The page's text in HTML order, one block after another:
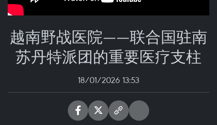
越南野战医院——联合国驻南
苏丹特派团的重要医疗支柱
18/01/2026 13:53